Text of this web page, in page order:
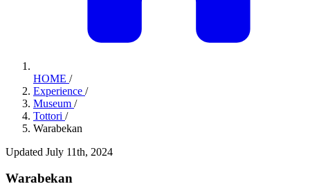
HOME /
Experience /
Museum /
Tottori /
Warabekan
Updated July 11th, 2024
Warabekan